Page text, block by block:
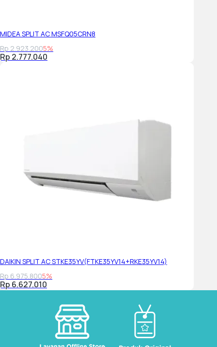
MIDEA SPLIT AC MSFQ05CRN8
Rp 2.923.2005%
Rp 2.777.040
DAIKIN SPLIT AC STKE35YV(FTKE35YV14+RKE35YV14)
Rp 6.975.8005%
Rp 6.627.010